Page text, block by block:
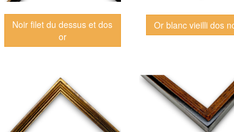
Noir filet du dessus et dos
or
Or blanc vieilli dos